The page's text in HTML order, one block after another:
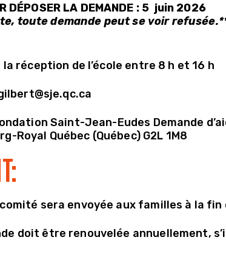
DÉPOSER LA DEMANDE : 5 juin 2026
toute demande peut se voir
la réception de l’école entre 8 h et 16 h
Saint-Jean-Eudes Demande
Royal Québec (Québec) G2L 1M8
sera envoyée aux familles à la fin
doit être renouvelée annuellement,